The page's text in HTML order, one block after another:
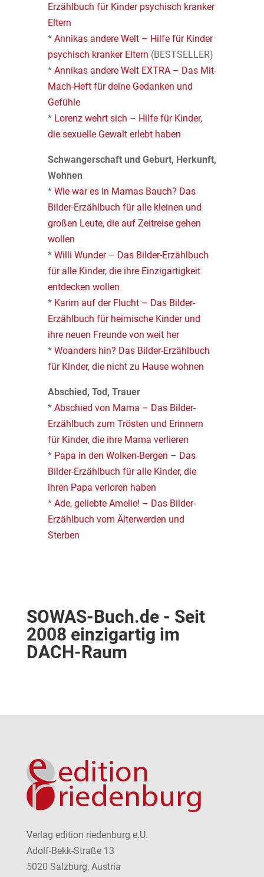
Erzählbuch für Kinder psychisch kranker
Eltern
* Annikas andere Welt – Hilfe für Kinder
psychisch kranker Eltern (BESTSELLER)
* Annikas andere Welt EXTRA – Das Mit-
Mach-Heft für deine Gedanken und
Gefühle
* Lorenz wehrt sich – Hilfe für Kinder,
die sexuelle Gewalt erlebt haben
Schwangerschaft und Geburt, Herkunft,
Wohnen
* Wie war es in Mamas Bauch? Das
Bilder-Erzählbuch für alle kleinen und
großen Leute, die auf Zeitreise gehen
wollen
* Willi Wunder – Das Bilder-Erzählbuch
für alle Kinder, die ihre Einzigartigkeit
entdecken wollen
* Karim auf der Flucht – Das Bilder-
Erzählbuch für heimische Kinder und
ihre neuen Freunde von weit her
* Woanders hin? Das Bilder-Erzählbuch
für Kinder, die nicht zu Hause wohnen
Abschied, Tod, Trauer
* Abschied von Mama – Das Bilder-
Erzählbuch zum Trösten und Erinnern
für Kinder, die ihre Mama verlieren
* Papa in den Wolken-Bergen – Das
Bilder-Erzählbuch für alle Kinder, die
ihren Papa verloren haben
* Ade, geliebte Amelie! – Das Bilder-
Erzählbuch vom Älterwerden und
Sterben
SOWAS-Buch.de - Seit
2008 einzigartig im
DACH-Raum
Verlag edition riedenburg e.U.
Adolf-Bekk-Straße 13
5020 Salzburg, Austria